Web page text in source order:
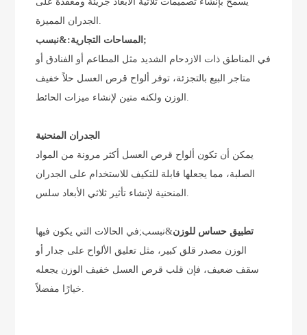
الجدران المميزة.
المساحات التجارية:&نبسب;
في المناطق ذات الازدحام الشديد مثل المطاعم أو الفنادق أو
متاجر البيع بالتجزئة، توفر ألواح قرص العسل حلاً خفيف
الوزن ولكنه متين لإنشاء ميزات الحائط.
الجدران المنحنية
يمكن أن تكون ألواح قرص العسل أكثر مرونة من المواد
الصلبة، مما يجعلها قابلة للتكيف للاستخدام على الجدران
المنحنية لإنشاء تأثير ثلاثي الأبعاد سلس.
تطبيق حساس للوزن&نبسب;في الحالات التي يكون فيها
الوزن مصدر قلق كبير، مثل تعليق الألواح على جدار أو
سقف ضعيف، فإن قلب قرص العسل خفيف الوزن يجعله
خيارًا مفضلاً.